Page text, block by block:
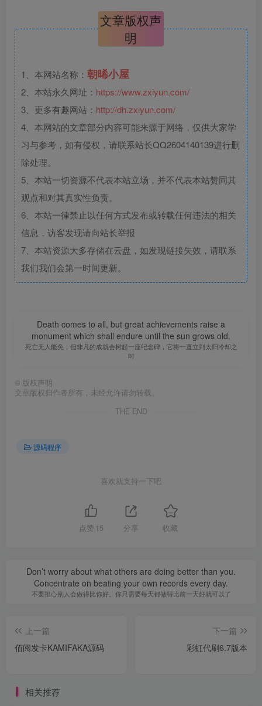
文章版权声
明
1、本网站名称： 朝晞小屋
2、本站永久网址： https://www.zxiyun.com/
3、更多有趣网站： http://dh.zxiyun.com/
4、本网站的文章部分内容可能来源于网络，仅供大家学
习与参考，如有侵权，请联系站长QQ2604140139进行删
除处理。
5、本站一切资源不代表本站立场，并不代表本站赞同其
观点和对其真实性负责。
6、本站一律禁止以任何方式发布或转载任何违法的相关
信息，访客发现请向站长举报
7、本站资源大多存储在云盘，如发现链接失效，请联系
我们我们会第一时间更新。
Death comes to all, but great achievements raise a
monument which shall endure until the sun grows old.
死亡无人能免，但非凡的成就会树起一座纪念碑，它将一直立到太阳冷却之
时
© 版权声明
文章版权归作者所有，未经允许请勿转载。
THE END
源码程序
喜欢就支持一下吧
点赞 15 分享 收藏
Don’t worry about what others are doing better than you.
Concentrate on beating your own records every day.
不要担心别人会做得比你好。你只需要每天都做得比前一天好就可以了
上一篇
佰阅发卡KAMIFAKA源码
下一篇
彩虹代刷6.7版本
相关推荐